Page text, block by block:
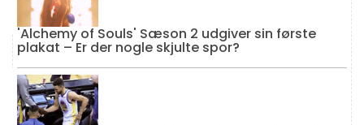
'Alchemy of Souls' Sæson 2 udgiver sin første
plakat – Er der nogle skjulte spor?